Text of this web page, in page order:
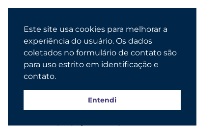
Este site usa cookies para melhorar a
experiência do usuário. Os dados
coletados no formulário de contato são
para uso estrito em identificação e
contato.
Entendi